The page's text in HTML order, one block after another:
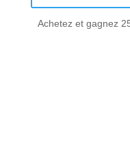
Achetez et gagnez